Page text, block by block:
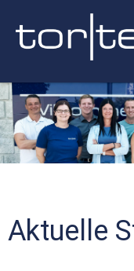
Aktuelle